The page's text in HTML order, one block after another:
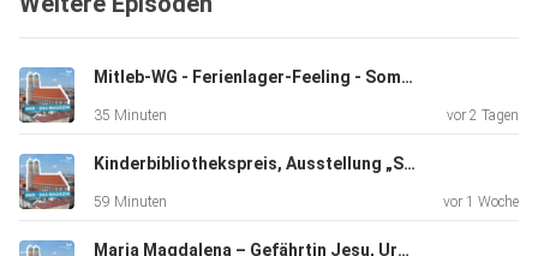
Berufungsgeschichte von Schwester Salomé. - Am 9.
erscheint die neue Ausgabe unseres Print-Magazins
Innehalten. Wir
stellen die aktuellen Themen darin vor. - Father Flavie
Villanueva
bekommt den "asiatischen Friedensnobelpreis" für seinen
die Menschen, die Opfer des "Krieges gegen Drogen" des
Mitleb-WG - Ferienlager-Feeling - Sommerserie "Uralte Orte des Glaubens"
35 Minuten vor 2 Tagen
Kinderbibliothekspreis, Ausstellung „Seelentrost“, Pilgern auf dem Franziskusweg
59 Minuten vor 1 Woche
Maria Magdalena – Gefährtin Jesu, Ursulinenkloster rundum erneuert, 50. Todestag Kardinal Döpfners